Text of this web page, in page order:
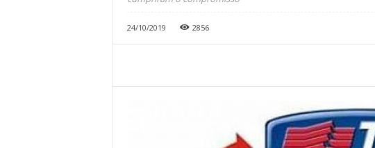
24/10/2019 2856